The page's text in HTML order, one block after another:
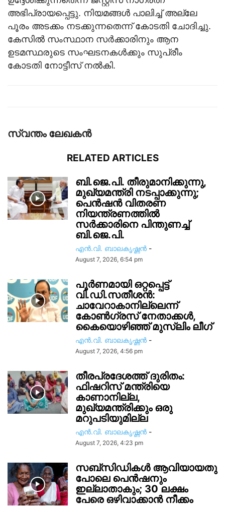
അഭിപ്രായപ്പെട്ടു. നിയമങ്ങൾ പാലിച്ച് അല്ലേ
പൂരം അടക്കം നടക്കുന്നതെന്ന് കോടതി ചോദിച്ചു.
കേസിൽ സംസ്ഥാന സർക്കാരിനും ആന
ഉടമസ്ഥരുടെ സംഘടനകൾക്കും സുപ്രീം
കോടതി നോട്ടീസ് നൽകി.
സ്വന്തം ലേഖകന്‍
RELATED ARTICLES
ബി.ജെ.പി. തീരുമാനിക്കുന്നു,
മുഖ്യമന്ത്രി നടപ്പാക്കുന്നു;
പെൻഷൻ വിതരണ
നിയന്ത്രണത്തിൽ
സ‍ർക്കാരിനെ പിന്തുണച്ച്
ബി.ജെ.പി.
എൻ.വി. ബാലകൃഷ്ണൻ -
August 7, 2026, 6:54 pm
പൂർണമായി ഒറ്റപ്പെട്ട്
വി.ഡി.സതീശൻ:
ചാവേറാകാനില്ലെന്ന്
കോൺഗ്രസ് നേതാക്കൾ,
കൈയൊഴിഞ്ഞ് മുസ്ലിം ലീഗ്
എൻ.വി. ബാലകൃഷ്ണൻ -
August 7, 2026, 4:56 pm
തീരപ്രദേശത്ത് ദുരിതം:
ഫിഷറിസ്‌ മന്ത്രിയെ
കാണാനില്ല,
മുഖ്യമന്ത്രിക്കും ഒരു
മറുപടിയുമില്ല
എൻ.വി. ബാലകൃഷ്ണൻ -
August 7, 2026, 4:23 pm
സബ്സിഡികൾ ആവിയായതു
പോലെ പെൻഷനും
ഇല്ലാതാകും; 30 ലക്ഷം
പേരെ ഒഴിവാക്കാൻ നീക്കം